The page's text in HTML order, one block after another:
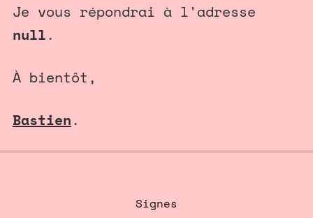
Je vous répondrai à l'adresse
null.
À bientôt,
Bastien.
Signes